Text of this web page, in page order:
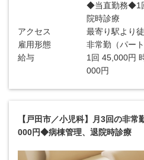
◆当直勤務◆1
院時診療
アクセス
最寄り駅より
雇用形態
非常勤（パー
給与
1回 45,000円
000円
【戸田市／小児科】月3回の非
000円◆病棟管理、退院時診療